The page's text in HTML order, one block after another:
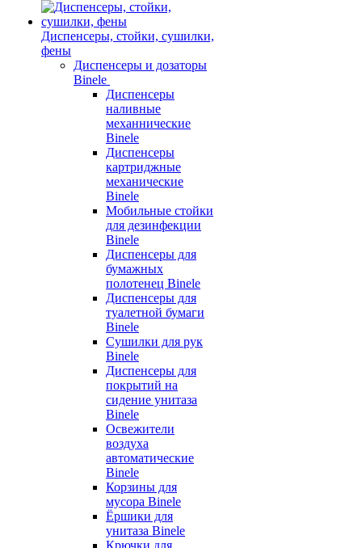
Диспенсеры, стойки, сушилки,
фены
Диспенсеры и дозаторы
Binele
Диспенсеры
наливные
механнические
Binele
Диспенсеры
картриджные
механические
Binele
Мобильные стойки
для дезинфекции
Binele
Диспенсеры для
бумажных
полотенец Binele
Диспенсеры для
туалетной бумаги
Binele
Сушилки для рук
Binele
Диспенсеры для
покрытий на
сидение унитаза
Binele
Освежители
воздуха
автоматические
Binele
Корзины для
мусора Binele
Ёршики для
унитаза Binele
Крючки для